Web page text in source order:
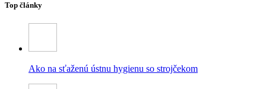
Top články
Ako na sťaženú ústnu hygienu so strojčekom